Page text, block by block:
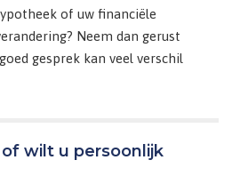
of uw financiële
Neem dan gerust
gesprek kan veel verschil
wilt u persoonlijk